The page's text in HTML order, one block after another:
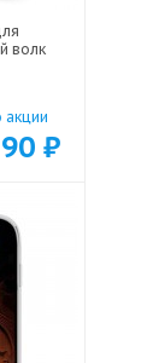
волк
акции
₽